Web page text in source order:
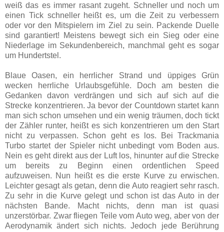
weiß das es immer rasant zugeht. Schneller und noch um
einen Tick schneller heißt es, um die Zeit zu verbessern
oder vor den Mitspielern im Ziel zu sein. Packende Duelle
sind garantiert! Meistens bewegt sich ein Sieg oder eine
Niederlage im Sekundenbereich, manchmal geht es sogar
um Hundertstel.
Blaue Oasen, ein herrlicher Strand und üppiges Grün
wecken herrliche Urlaubsgefühle. Doch am besten die
Gedanken davon verdrängen und sich auf sich auf die
Strecke konzentrieren. Ja bevor der Countdown startet kann
man sich schon umsehen und ein wenig träumen, doch tickt
der Zähler runter, heißt es sich konzentrieren um den Start
nicht zu verpassen. Schon geht es los. Bei Trackmania
Turbo startet der Spieler nicht unbedingt vom Boden aus.
Nein es geht direkt aus der Luft los, hinunter auf die Strecke
um bereits zu Beginn einen ordentlichen Speed
aufzuweisen. Nun heißt es die erste Kurve zu erwischen.
Leichter gesagt als getan, denn die Auto reagiert sehr rasch.
Zu sehr in die Kurve gelegt und schon ist das Auto in der
nächsten Bande. Macht nichts, denn man ist quasi
unzerstörbar. Zwar fliegen Teile vom Auto weg, aber von der
Aerodynamik ändert sich nichts. Jedoch jede Berührung